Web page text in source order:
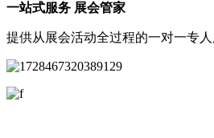
一站式服务 展会管家
提供从展会活动全过程的一对一专